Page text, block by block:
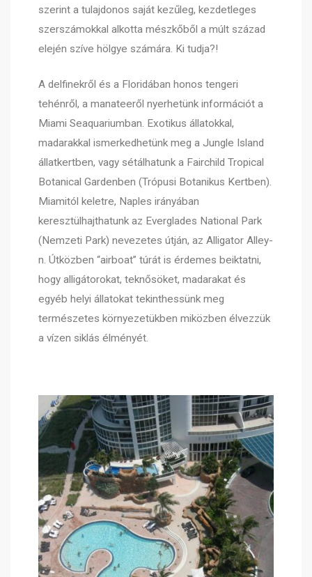
szerint a tulajdonos saját kezűleg, kezdetleges
szerszámokkal alkotta mészkőből a múlt század
elején szíve hölgye számára. Ki tudja?!
A delfinekről és a Floridában honos tengeri
tehénről, a manateeről nyerhetünk információt a
Miami Seaquariumban. Exotikus állatokkal,
madarakkal ismerkedhetünk meg a Jungle Island
állatkertben, vagy sétálhatunk a Fairchild Tropical
Botanical Gardenben (Trópusi Botanikus Kertben).
Miamitól keletre, Naples irányában
keresztülhajthatunk az Everglades National Park
(Nemzeti Park) nevezetes útján, az Alligator Alley-
n. Útközben “airboat” túrát is érdemes beiktatni,
hogy alligátorokat, teknősöket, madarakat és
egyéb helyi állatokat tekinthessünk meg
természetes környezetükben miközben élvezzük
a vízen siklás élményét.